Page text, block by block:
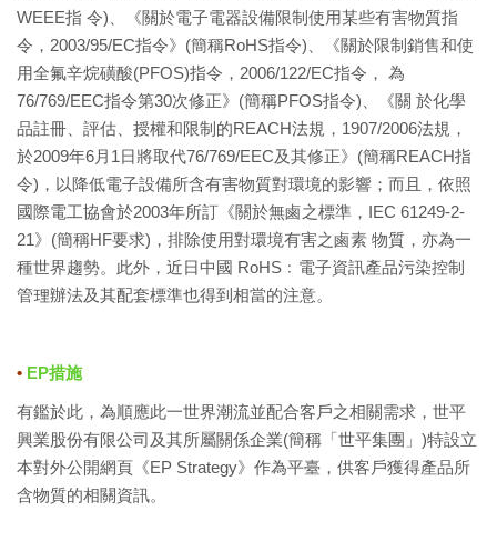
WEEE指 令)、《關於電子電器設備限制使用某些有害物質指
令，2003/95/EC指令》(簡稱RoHS指令)、《關於限制銷售和使
用全氟辛烷磺酸(PFOS)指令，2006/122/EC指令， 為
76/769/EEC指令第30次修正》(簡稱PFOS指令)、
《關 於化學
品註冊、評估、授權和限制的REACH法規， 1907/2006法規，
於2009年6月1日將取代76/769/EEC及其修正》 (簡稱REACH指
令) ， 以降低電子設備所含有害物質對環境的影響；而且，依照
國際電工協會於2003年所訂《關於無鹵之標準，IEC 61249-2-
21》(簡稱HF要求)，排除使用對環境有害之鹵素 物質，亦為一
種世界趨勢。此外，近日中國 RoHS﹕電子資訊產品污染控制
管理辦法及其配套標準也得到相當的注意。
• EP措施
有鑑於此，為順應此一世界潮流並配合客戶之相關需求，世平
興業股份有限公司及其所屬關係企業(簡稱「世平集團」)特設立
本對外公開網頁《EP Strategy》作為平臺，供客戶獲得產品所
含物質的相關資訊。